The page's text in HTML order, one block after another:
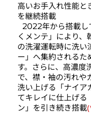
高いお手入れ性能と
を継続搭載
2022年から搭載し
くメンテ」により、
の洗濯運転時に洗い
ー」へ集約されるた
す。さらに、高濃度
で、襟・袖の汚れや
洗い上げる「ナイア
てキレイに仕上げる
ン」を引き続き搭載